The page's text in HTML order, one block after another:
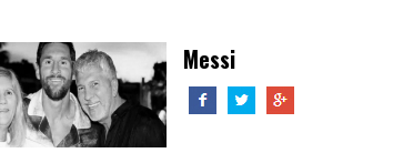
Messi